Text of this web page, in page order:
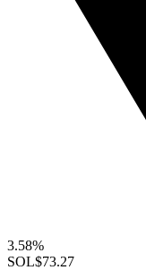
3.58%
SOL$73.27